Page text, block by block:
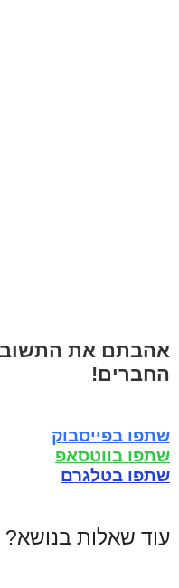
אהבתם את
החברים!
שתפו בפייסבוק
שתפו בווטסאפ
שתפו בטלגרם
עוד שאלות בנושא?